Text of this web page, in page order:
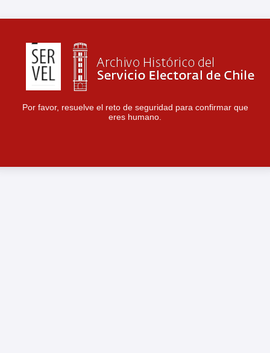
Por favor, resuelve el reto de seguridad para confirmar que
eres humano.